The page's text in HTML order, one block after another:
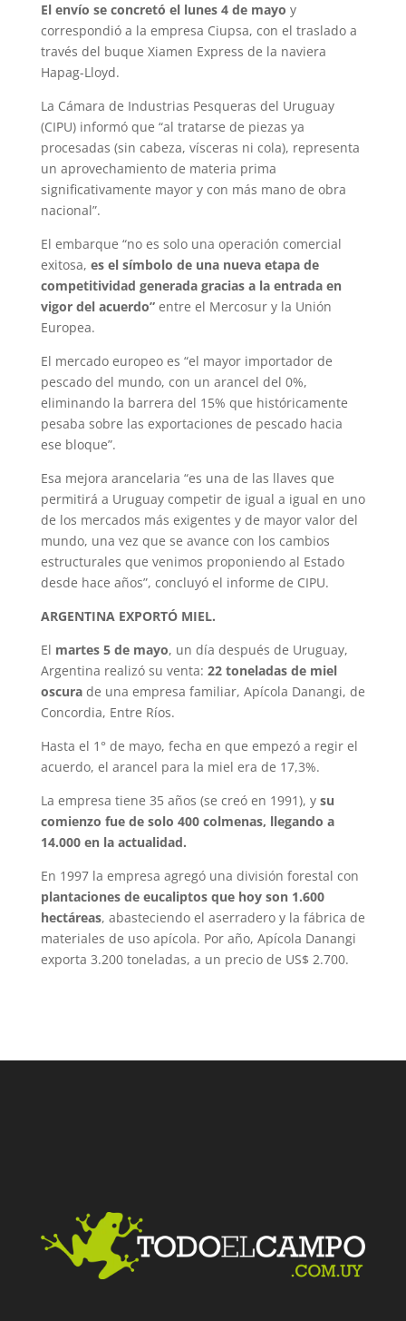
El envío se concretó el lunes 4 de mayo y
correspondió a la empresa Ciupsa, con el traslado a
través del buque Xiamen Express de la naviera
Hapag-Lloyd.
La Cámara de Industrias Pesqueras del Uruguay
(CIPU) informó que “al tratarse de piezas ya
procesadas (sin cabeza, vísceras ni cola), representa
un aprovechamiento de materia prima
significativamente mayor y con más mano de obra
nacional”.
El embarque “no es solo una operación comercial
exitosa, es el símbolo de una nueva etapa de
competitividad generada gracias a la entrada en
vigor del acuerdo”entre el Mercosur y la Unión
Europea.
El mercado europeo es “el mayor importador de
pescado del mundo, con un arancel del 0%,
eliminando la barrera del 15% que históricamente
pesaba sobre las exportaciones de pescado hacia
ese bloque”.
Esa mejora arancelaria “es una de las llaves que
permitirá a Uruguay competir de igual a igual en uno
de los mercados más exigentes y de mayor valor del
mundo, una vez que se avance con los cambios
estructurales que venimos proponiendo al Estado
desde hace años”, concluyó el informe de CIPU.
ARGENTINA EXPORTÓ MIEL.
El martes 5 de mayo, un día después de Uruguay,
Argentina realizó su venta: 22 toneladas de miel
oscura de una empresa familiar, Apícola Danangi, de
Concordia, Entre Ríos.
Hasta el 1° de mayo, fecha en que empezó a regir el
acuerdo, el arancel para la miel era de 17,3%.
La empresa tiene 35 años (se creó en 1991), y su
comienzo fue de solo 400 colmenas, llegando a
14.000 en la actualidad.
En 1997 la empresa agregó una división forestal con
plantaciones de eucaliptos que hoy son 1.600
hectáreas, abasteciendo el aserradero y la fábrica de
materiales de uso apícola. Por año, Apícola Danangi
exporta 3.200 toneladas, a un precio de US$ 2.700.